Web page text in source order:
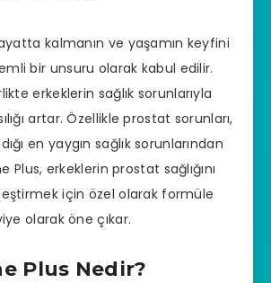
kalmanın ve yaşamın keyfini
bir unsuru olarak kabul edilir.
erkeklerin sağlık sorunlarıyla
artar. Özellikle prostat sorunları,
en yaygın sağlık sorunlarından
Plus, erkeklerin prostat sağlığını
için özel olarak formüle
olarak öne çıkar.
Plus Nedir?